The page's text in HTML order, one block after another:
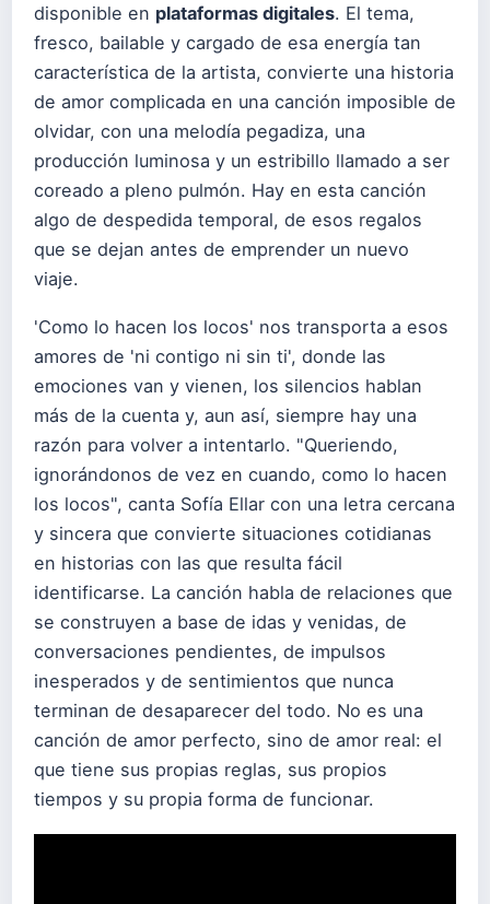
disponible en plataformas digitales. El tema,
fresco, bailable y cargado de esa energía tan
característica de la artista, convierte una historia
de amor complicada en una canción imposible de
olvidar, con una melodía pegadiza, una
producción luminosa y un estribillo llamado a ser
coreado a pleno pulmón. Hay en esta canción
algo de despedida temporal, de esos regalos
que se dejan antes de emprender un nuevo
viaje.
'Como lo hacen los locos' nos transporta a esos
amores de 'ni contigo ni sin ti', donde las
emociones van y vienen, los silencios hablan
más de la cuenta y, aun así, siempre hay una
razón para volver a intentarlo. "Queriendo,
ignorándonos de vez en cuando, como lo hacen
los locos", canta Sofía Ellar con una letra cercana
y sincera que convierte situaciones cotidianas
en historias con las que resulta fácil
identificarse. La canción habla de relaciones que
se construyen a base de idas y venidas, de
conversaciones pendientes, de impulsos
inesperados y de sentimientos que nunca
terminan de desaparecer del todo. No es una
canción de amor perfecto, sino de amor real: el
que tiene sus propias reglas, sus propios
tiempos y su propia forma de funcionar.